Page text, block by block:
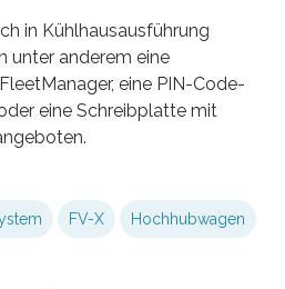
in Kühlhausausführung
unter anderem eine
eine PIN-Code-
eine Schreibplatte mit
FV-X Hochhubwagen